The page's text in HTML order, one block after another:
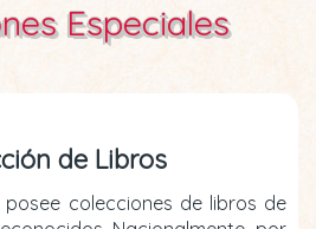
Especiales
de Libros
colecciones de libros de